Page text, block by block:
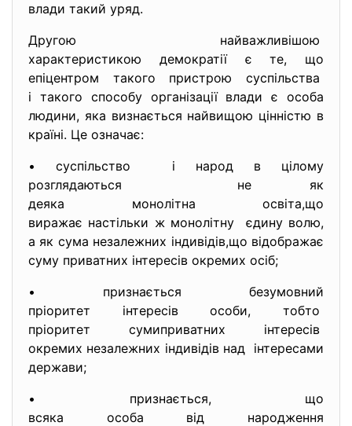
влади такий уряд.
Другою найважливішою
характеристикою демократії є те, що
епіцентром такого пристрою суспільства
і такого способу організації влади є особа
людини, яка визнається найвищою цінністю в
країні. Це означає:
• суспільство і народ в цілому
розглядаються не як
деяка монолітна освіта,що
виражає настільки ж монолітну єдину волю,
а як сума незалежних індивідів,що відображає
суму приватних інтересів окремих осіб;
• признається безумовний
пріоритет інтересів особи, тобто
пріоритет сумиприватних інтересів
окремих незалежних індивідів над інтересами
держави;
• признається, що
всяка особа від народження